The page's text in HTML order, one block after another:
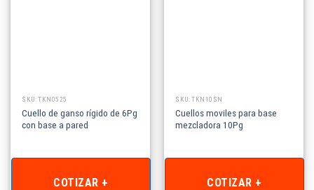
SKU: TKN0525
Cuello de ganso rígido de 6Pg
con base a pared
COTIZAR +
SKU: TKN10SN
Cuellos moviles para base
mezcladora 10Pg
COTIZAR +